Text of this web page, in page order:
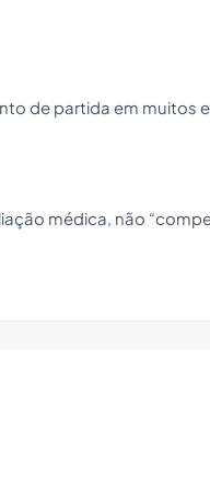
de partida em muitos
médica, não